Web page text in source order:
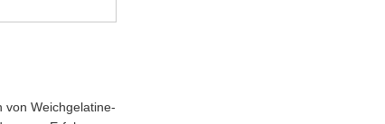
von Weichgelatine-